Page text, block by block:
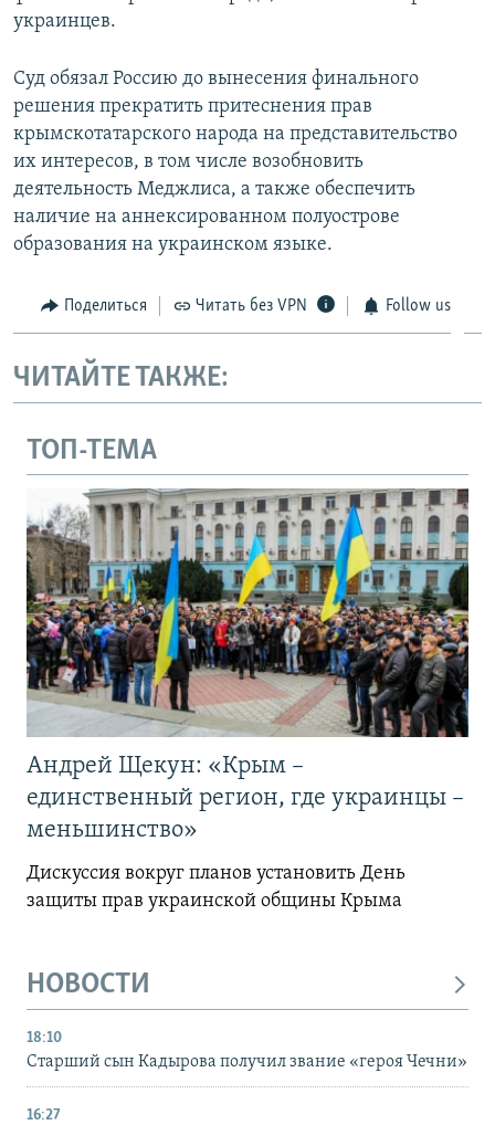
украинцев.
Суд обязал Россию до вынесения финального
решения прекратить притеснения прав
крымскотатарского народа на представительство
их интересов, в том числе возобновить
деятельность Меджлиса, а также обеспечить
наличие на аннексированном полуострове
образования на украинском языке.
Поделиться Читать без VPN Follow us
ЧИТАЙТЕ ТАКЖЕ:
ТОП-ТЕМА
Андрей Щекун: «Крым –
единственный регион, где украинцы –
меньшинство»
Дискуссия вокруг планов установить День
защиты прав украинской общины Крыма
НОВОСТИ
18:10
Старший сын Кадырова получил звание «героя Чечни»
16:27